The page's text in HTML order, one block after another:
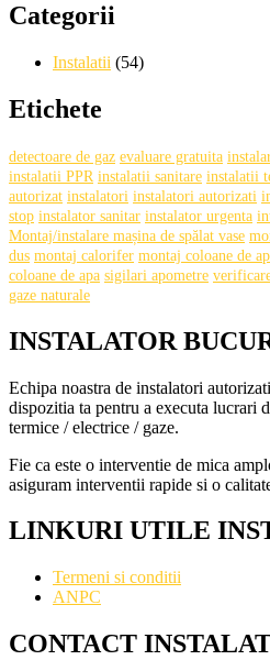
Categorii
Instalatii (54)
Etichete
detectoare de gaz evaluare gratuita
instalatii PPR instalatii sanitare instalatii
autorizat instalatori instalatori autorizati
stop instalator sanitar instalator urgenta
Montaj/instalare mașina de spălat vase
dus montaj calorifer montaj coloane de
coloane de apa sigilari apometre
gaze naturale
INSTALATOR
Echipa noastra de instalatori
dispozitia ta pentru a executa lucrari
termice / electrice / gaze.
Fie ca este o interventie de mica
asiguram interventii rapide si o
LINKURI UTILE
Termeni si conditii
ANPC
CONTACT